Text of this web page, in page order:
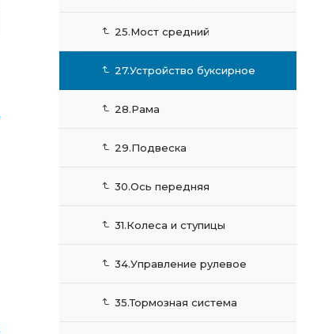
25.Мост средний
27.Устройство буксирное
28.Рама
29.Подвеска
30.Ось передняя
31.Колеса и ступицы
34.Управление рулевое
35.Тормозная система